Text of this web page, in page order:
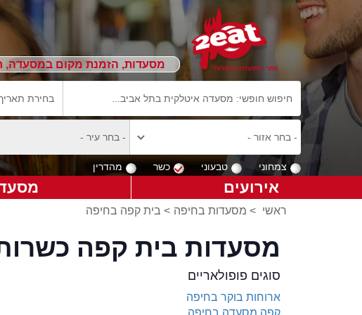
מסעדות, הזמנת מקום במסעדה,
צמחוני טבעוני כשר מהדרין
אירועים
ראשי > מסעדות בחיפה > בית קפה בחיפה
מסעדות בית קפה
סוגים פופולאריים
ארוחות בוקר בחיפה
קפה מסעדה בחיפה